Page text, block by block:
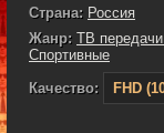
Страна: Россия
Жанр: ТВ
Спортивные
Качество:
FHD